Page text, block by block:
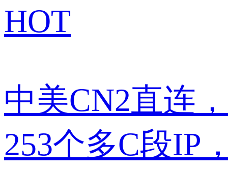
HOT
中美CN2直连
253个多C段IP